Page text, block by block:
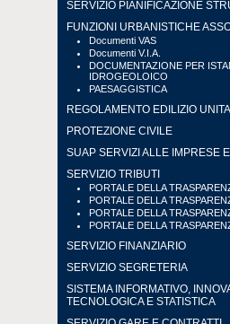
SERVIZIO PIANIFICAZIONE
FUNZIONI URBANISTICHE
Documenti VAS
Documenti V.I.A.
DOCUMENTAZIONE PER
IDROGEOLOICO
PAESAGGISTICA
REGOLAMENTO EDILIZIO
PROTEZIONE CIVILE
SUAP SERVIZI ALLE IMPRESE
SERVIZIO TRIBUTI
PORTALE DELLA
PORTALE DELLA
PORTALE DELLA
PORTALE DELLA
SERVIZIO FINANZIARIO
SERVIZIO SEGRETERIA
SISTEMA INFORMATIVO,
TECNOLOGICA E STATISTICA